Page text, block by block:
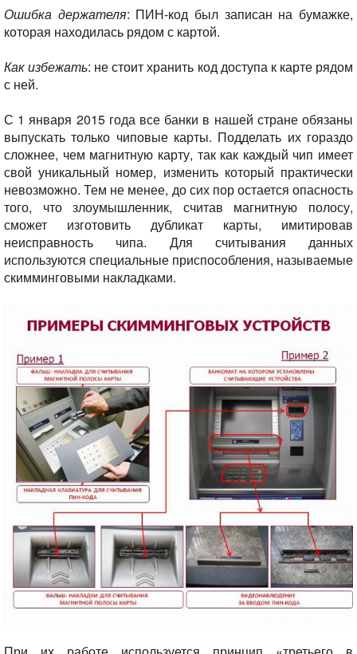
Ошибка держателя: ПИН-код был записан на бумажке,
которая находилась рядом с картой.
Как избежать: не стоит хранить код доступа к карте рядом
с ней.
С 1 января 2015 года все банки в нашей стране обязаны
выпускать только чиповые карты. Подделать их гораздо
сложнее, чем магнитную карту, так как каждый чип имеет
свой уникальный номер, изменить который практически
невозможно. Тем не менее, до сих пор остается опасность
того, что злоумышленник, считав магнитную полосу,
сможет изготовить дубликат карты, имитировав
неисправность чипа. Для считывания данных
используются специальные приспособления, называемые
скимминговыми накладками.